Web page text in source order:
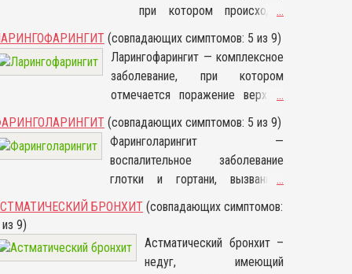
при котором происходит
увеличение лимфоидных
узлов, которые
расположены между
передними и задними
небными дужками.
Клиническая картина на
раннем этапе развития
отсутствует, а в целом
симптомы
неспецифические.
...
(совпадающих симптомов: 5 из 9)
Ларингофарингит — комплексное
заболевание, при котором
отмечается поражение верхних
дыхательных путей, миндалин,
глотки и голосовых связок.
Патологический процесс
ларингита, в процессе которого
воспаляются гортань и
(воспаляются слизистая
оболочка верхних дыхательных
...
(совпадающих симптомов: 5 из 9)
Фаринголарингит —
воспалительное заболевание
глотки и гортани, вызванное
различными вирусами и
бактериями. Характерно
пересыхание слизистой глотки и
отек задней стенки с красным
...
БРОНХИТ (совпадающих симптомов:
9)
Астматический бронхит –
недуг, имеющий